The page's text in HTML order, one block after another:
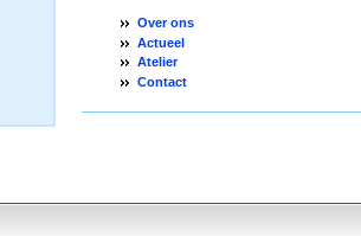
Over ons
Actueel
Atelier
Contact